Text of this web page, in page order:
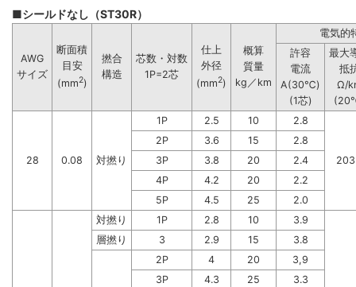
■シールドなし（ST30R）
AWG
サイズ
断面積
目安
(mm2)
撚合
構造
芯数・対数
1P=2芯
仕上
外径
(mm2)
概算
質量
kg／km
電気的
許容
電流
A(30℃)
(1芯)
最大
抵
Ω/
28 0.08 対撚り
1P 2.5 10 2.8
2P 3.6 15
2.8
3P
3.8 20
2.4
4P
4.2 20
2.2
5P
4.5 25
2.0
対撚り
1P 2.8 10
3.9
層撚り
3 2.9 15
3.8
2P
4 20
3,9
3P
4.3 25 3.3